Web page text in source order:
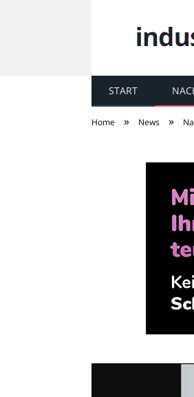
industry
START
Home » News »